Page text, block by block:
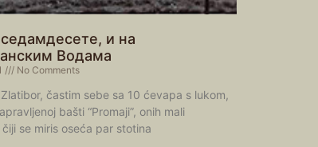
и на
Водама
No Comments
častim sebe sa 10 ćevapa s lukom,
bašti “Promaji”, onih mali
se miris oseća par stotina